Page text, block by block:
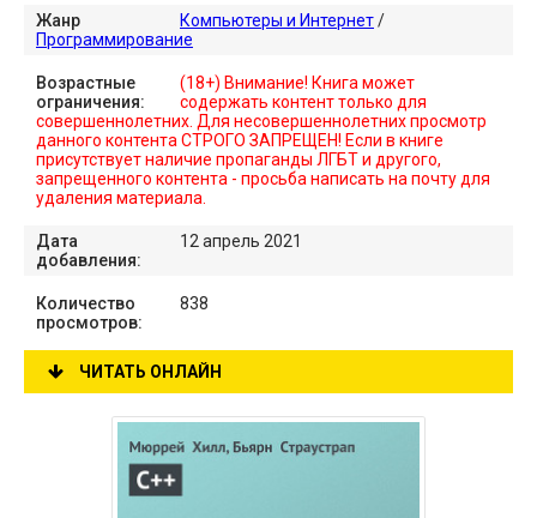
Жанр Компьютеры и Интернет/
Программирование
Возрастные
ограничения:
(18+) Внимание! Книга может
содержать контент только для
совершеннолетних. Для несовершеннолетних просмотр
данного контента СТРОГО ЗАПРЕЩЕН! Если в книге
присутствует наличие пропаганды ЛГБТ и другого,
запрещенного контента - просьба написать на почту для
удаления материала.
Дата
добавления:
12 апрель 2021
Количество
просмотров:
838
ЧИТАТЬ ОНЛАЙН